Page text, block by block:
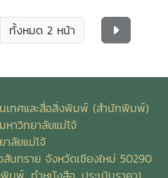
ทั้งหมด 2 หน้า
เทศและสื่อสิ่งพิมพ์ (สำนักพิมพ์)
าวิทยาลัยแม่โจ้
ลัยแม่โจ้
นทราย จังหวัดเชียงใหม่ 50290